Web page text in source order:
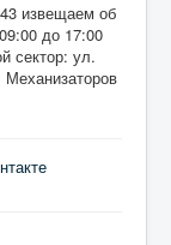
извещаем об
до 17:00
сектор: ул.